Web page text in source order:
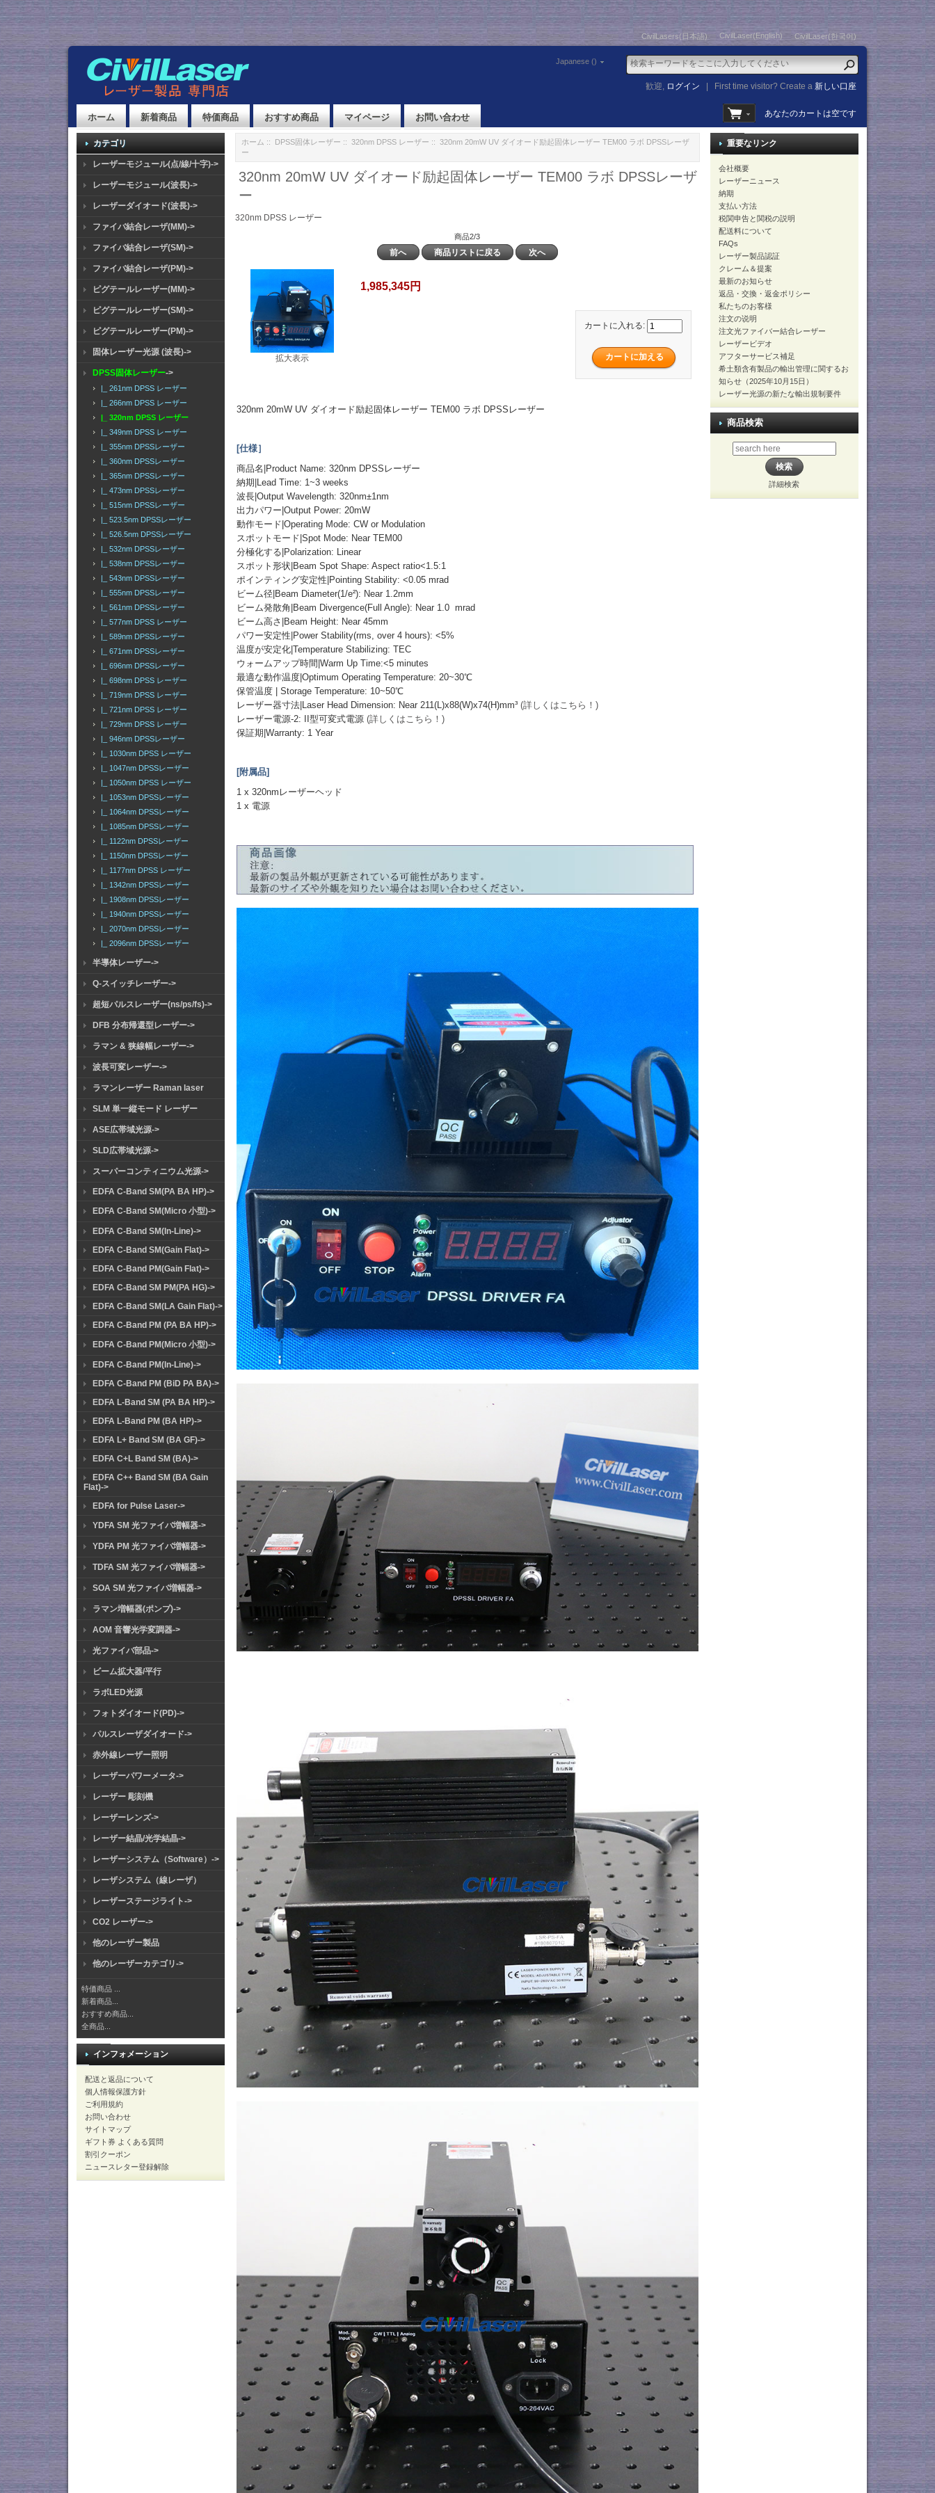
CivilLasers(日本語) CivilLaser(English) CivilLaser(한국어)
Japanese ()
歓迎, ログイン First time visitor? Create a新しい口座
ホーム 新着商品 特価商品 おすすめ商品 マイページ お問い合わせ あなたのカートは空です
カテゴリ
レーザーモジュール(点/線/十字)->
レーザーモジュール(波長)->
レーザーダイオード(波長)->
ファイバ結合レーザ(MM)->
ファイバ結合レーザ(SM)->
ファイバ結合レーザ(PM)->
ピグテールレーザー(MM)->
ピグテールレーザー(SM)->
ピグテールレーザー(PM)->
固体レーザー光源 (波長)->
DPSS固体レーザー->
|_ 261nm DPSS レーザー
|_ 266nm DPSS レーザー
|_ 320nm DPSS レーザー
|_ 349nm DPSS レーザー
|_ 355nm DPSSレーザー
|_ 360nm DPSSレーザー
|_ 365nm DPSSレーザー
|_ 473nm DPSSレーザー
|_ 515nm DPSSレーザー
|_ 523.5nm DPSSレーザー
|_ 526.5nm DPSSレーザー
|_ 532nm DPSSレーザー
|_ 538nm DPSSレーザー
|_ 543nm DPSSレーザー
|_ 555nm DPSSレーザー
|_ 561nm DPSSレーザー
|_ 577nm DPSS レーザー
|_ 589nm DPSSレーザー
|_ 671nm DPSSレーザー
|_ 696nm DPSSレーザー
|_ 698nm DPSS レーザー
|_ 719nm DPSS レーザー
|_ 721nm DPSS レーザー
|_ 729nm DPSS レーザー
|_ 946nm DPSSレーザー
|_ 1030nm DPSS レーザー
|_ 1047nm DPSSレーザー
|_ 1050nm DPSS レーザー
|_ 1053nm DPSSレーザー
|_ 1064nm DPSSレーザー
|_ 1085nm DPSSレーザー
|_ 1122nm DPSSレーザー
|_ 1150nm DPSSレーザー
|_ 1177nm DPSS レーザー
|_ 1342nm DPSSレーザー
|_ 1908nm DPSSレーザー
|_ 1940nm DPSSレーザー
|_ 2070nm DPSSレーザー
|_ 2096nm DPSSレーザー
半導体レーザー->
Q-スイッチレーザー->
超短パルスレーザー(ns/ps/fs)->
DFB 分布帰還型レーザー->
ラマン & 狭線幅レーザー->
波長可変レーザー->
ラマンレーザー Raman laser
SLM 単一縦モード レーザー
ASE広帯域光源->
SLD広帯域光源->
スーパーコンティニウム光源->
EDFA C-Band SM(PA BA HP)->
EDFA C-Band SM(Micro 小型)->
EDFA C-Band SM(In-Line)->
EDFA C-Band SM(Gain Flat)->
EDFA C-Band PM(Gain Flat)->
EDFA C-Band SM PM(PA HG)->
EDFA C-Band SM(LA Gain Flat)->
EDFA C-Band PM (PA BA HP)->
EDFA C-Band PM(Micro 小型)->
EDFA C-Band PM(In-Line)->
EDFA C-Band PM (BiD PA BA)->
EDFA L-Band SM (PA BA HP)->
EDFA L-Band PM (BA HP)->
EDFA L+ Band SM (BA GF)->
EDFA C+L Band SM (BA)->
EDFA C++ Band SM (BA Gain
Flat)->
EDFA for Pulse Laser->
YDFA SM 光ファイバ増幅器->
YDFA PM 光ファイバ増幅器->
TDFA SM 光ファイバ増幅器->
SOA SM 光ファイバ増幅器->
ラマン増幅器(ポンプ)->
AOM 音響光学変調器->
光ファイバ部品->
ビーム拡大器/平行
ラボLED光源
フォトダイオード(PD)->
パルスレーザダイオード->
赤外線レーザー照明
レーザーパワーメータ->
レーザー 彫刻機
レーザーレンズ->
レーザー結晶/光学結晶->
レーザーシステム（Software）->
レーザシステム（線レーザ）
レーザーステージライト->
CO2 レーザー->
他のレーザー製品
他のレーザーカテゴリ->
特価商品 ...
新着商品...
おすすめ商品...
全商品...
インフォメーション
配送と返品について
個人情報保護方針
ご利用規約
お問い合わせ
サイトマップ
ギフト券 よくある質問
割引クーポン
ニュースレター登録解除
ホーム :: DPSS固体レーザー :: 320nm DPSS レーザー :: 320nm 20mW UV ダイオード励起固体レーザー TEM00 ラボ DPSSレーザ
ー
320nm 20mW UV ダイオード励起固体レーザー TEM00 ラボ DPSSレーザ
ー
320nm DPSS レーザー
商品2/3
前へ 商品リストに戻る 次へ
拡大表示
1,985,345円
カートに入れる:
320nm 20mW UV ダイオード励起固体レーザー TEM00 ラボ DPSSレーザー
[仕様］
商品名|Product Name: 320nm DPSSレーザー
納期|Lead Time: 1~3 weeks
波長|Output Wavelength: 320nm±1nm
出力パワー|Output Power: 20mW
動作モード|Operating Mode: CW or Modulation
スポットモード|Spot Mode: Near TEM00
分極化する|Polarization: Linear
スポット形状|Beam Spot Shape: Aspect ratio<1.5:1
ポインティング安定性|Pointing Stability: <0.05 mrad
ビーム径|Beam Diameter(1/e²): Near 1.2mm
ビーム発散角|Beam Divergence(Full Angle): Near 1.0 mrad
ビーム高さ|Beam Height: Near 45mm
パワー安定性|Power Stability(rms, over 4 hours): <5%
温度が安定化|Temperature Stabilizing: TEC
ウォームアップ時間|Warm Up Time:<5 minutes
最適な動作温度|Optimum Operating Temperature: 20~30℃
保管温度 | Storage Temperature: 10~50℃
レーザー器寸法|Laser Head Dimension: Near 211(L)x88(W)x74(H)mm³(詳しくはこちら！)
レーザー電源-2: II型可変式電源(詳しくはこちら！)
保証期|Warranty: 1 Year
[附属品]
1 x 320nmレーザーヘッド
1 x 電源
重要なリンク
会社概要
レーザーニュース
納期
支払い方法
税関申告と関税の説明
配送料について
FAQs
レーザー製品認証
クレーム＆提案
最新のお知らせ
返品・交換・返金ポリシー
私たちのお客様
注文の说明
注文光ファイバー結合レーザー
レーザービデオ
アフターサービス補足
希土類含有製品の輸出管理に関するお
知らせ（2025年10月15日）
レーザー光源の新たな輸出規制要件
商品検索
詳細検索